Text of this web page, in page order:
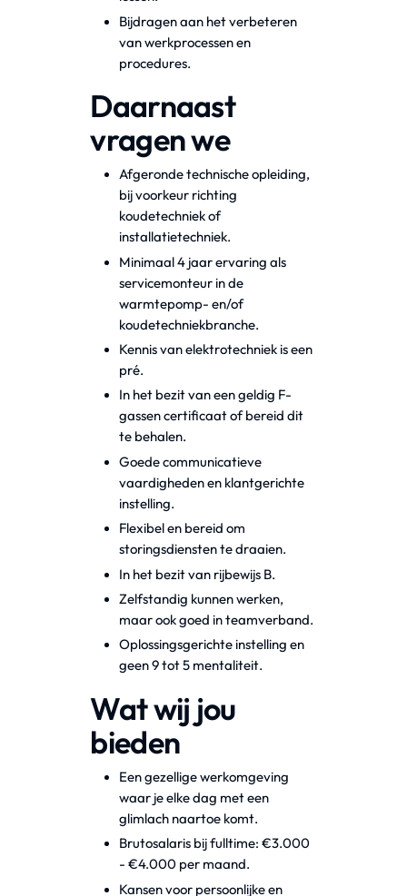
Bijdragen aan het verbeteren
van werkprocessen en
procedures.
Daarnaast
vragen we
Afgeronde technische opleiding,
bij voorkeur richting
koudetechniek of
installatietechniek.
Minimaal 4 jaar ervaring als
servicemonteur in de
warmtepomp- en/of
koudetechniekbranche.
Kennis van elektrotechniek is een
pré.
In het bezit van een geldig F-
gassen certificaat of bereid dit
te behalen.
Goede communicatieve
vaardigheden en klantgerichte
instelling.
Flexibel en bereid om
storingsdiensten te draaien.
In het bezit van rijbewijs B.
Zelfstandig kunnen werken,
maar ook goed in teamverband.
Oplossingsgerichte instelling en
geen 9 tot 5 mentaliteit.
Wat wij jou
bieden
Een gezellige werkomgeving
waar je elke dag met een
glimlach naartoe komt.
Brutosalaris bij fulltime: €3.000
- €4.000 per maand.
Kansen voor persoonlijke en